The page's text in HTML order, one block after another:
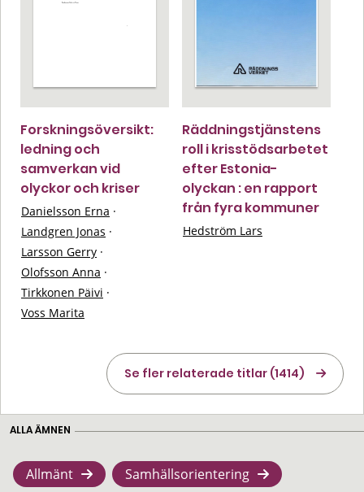
Forskningsöversikt:
ledning och
samverkan vid
olyckor och kriser
Danielsson Erna ·
Landgren Jonas ·
Larsson Gerry ·
Olofsson Anna ·
Tirkkonen Päivi ·
Voss Marita
Räddningstjänstens
roll i krisstödsarbetet
efter Estonia-
olyckan : en rapport
från fyra kommuner
Hedström Lars
Se fler relaterade titlar (1414)
ALLA ÄMNEN
Allmänt Samhällsorientering